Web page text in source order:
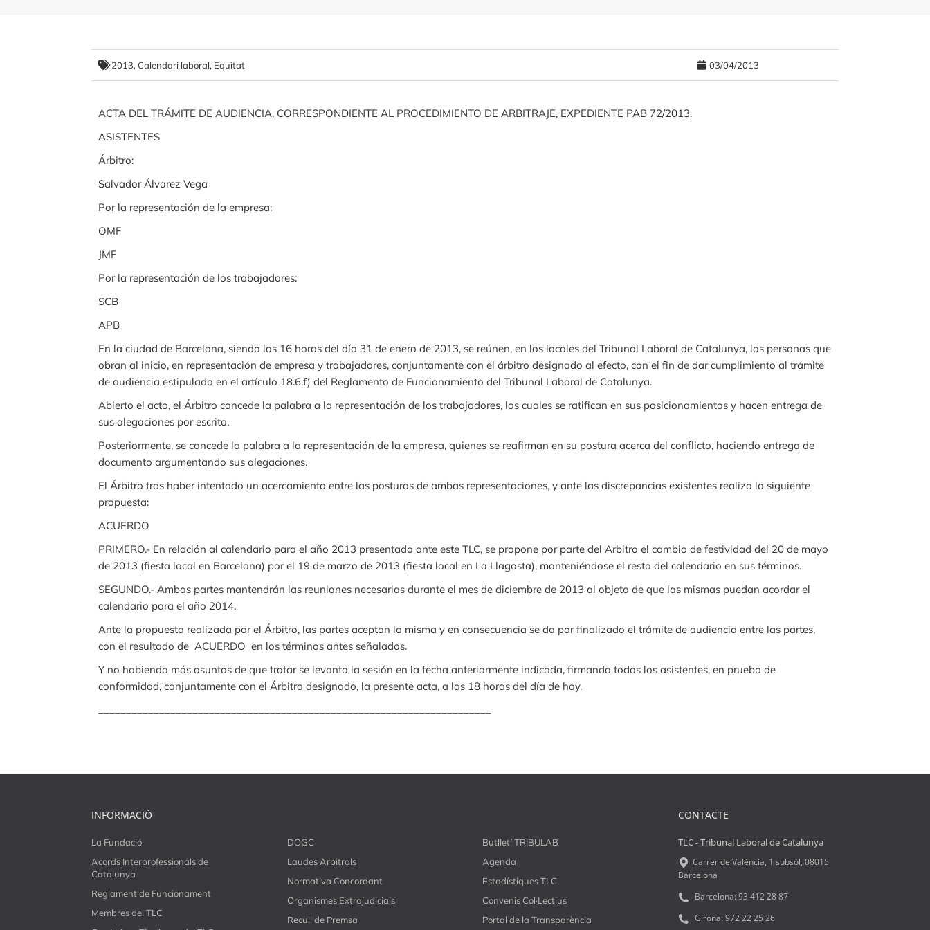
2013, Calendari laboral, Equitat 03/04/2013
ACTA DEL TRÁMITE DE AUDIENCIA, CORRESPONDIENTE AL PROCEDIMIENTO DE ARBITRAJE, EXPEDIENTE PAB 72/2013.
ASISTENTES
Árbitro:
Salvador Álvarez Vega
Por la representación de la empresa:
OMF
JMF
Por la representación de los trabajadores:
SCB
APB
En la ciudad de Barcelona, siendo las 16 horas del día 31 de enero de 2013, se reúnen, en los locales del Tribunal Laboral de Catalunya, las personas que
obran al inicio, en representación de empresa y trabajadores, conjuntamente con el árbitro designado al efecto, con el fin de dar cumplimiento al trámite
de audiencia estipulado en el artículo 18.6.f) del Reglamento de Funcionamiento del Tribunal Laboral de Catalunya.
Abierto el acto, el Árbitro concede la palabra a la representación de los trabajadores, los cuales se ratifican en sus posicionamientos y hacen entrega de
sus alegaciones por escrito.
Posteriormente, se concede la palabra a la representación de la empresa, quienes se reafirman en su postura acerca del conflicto, haciendo entrega de
documento argumentando sus alegaciones.
El Árbitro tras haber intentado un acercamiento entre las posturas de ambas representaciones, y ante las discrepancias existentes realiza la siguiente
propuesta:
ACUERDO
PRIMERO.- En relación al calendario para el año 2013 presentado ante este TLC, se propone por parte del Arbitro el cambio de festividad del 20 de mayo
de 2013 (fiesta local en Barcelona) por el 19 de marzo de 2013 (fiesta local en La Llagosta), manteniéndose el resto del calendario en sus términos.
SEGUNDO.- Ambas partes mantendrán las reuniones necesarias durante el mes de diciembre de 2013 al objeto de que las mismas puedan acordar el
calendario para el año 2014.
Ante la propuesta realizada por el Árbitro, las partes aceptan la misma y en consecuencia se da por finalizado el trámite de audiencia entre las partes,
con el resultado de ACUERDO en los términos antes señalados.
Y no habiendo más asuntos de que tratar se levanta la sesión en la fecha anteriormente indicada, firmando todos los asistentes, en prueba de
conformidad, conjuntamente con el Árbitro designado, la presente acta, a las 18 horas del día de hoy.
INFORMACIÓ
La Fundació
Acords Interprofessionals de
Catalunya
Reglament de Funcionament
Membres del TLC
DOGC
Laudes Arbitrals
Normativa Concordant
Organismes Extrajudicials
Recull de Premsa
Butlletí TRIBULAB
Agenda
Estadístiques TLC
Convenis Col·Lectius
Portal de la Transparència
CONTACTE
TLC - Tribunal Laboral de Catalunya
Carrer de València, 1 subsòl, 08015
Barcelona
Barcelona: 93 412 28 87
Girona: 972 22 25 26